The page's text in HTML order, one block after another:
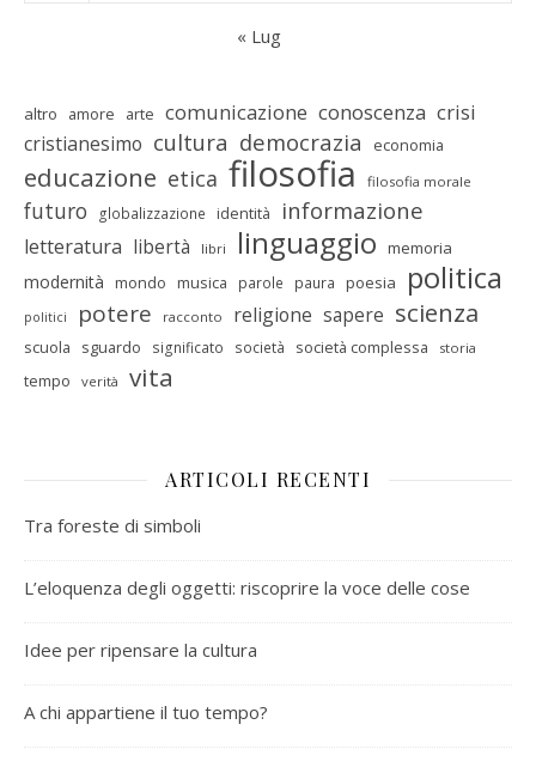
« Lug
altro amore arte comunicazione conoscenza crisi
cristianesimo cultura democrazia economia
educazione etica filosofia filosofia morale
futuro globalizzazione identità informazione
letteratura libertà libri linguaggio memoria
modernità mondo musica parole paura poesia politica
politici potere racconto religione sapere scienza
scuola sguardo significato società società complessa storia
tempo verità vita
ARTICOLI RECENTI
Tra foreste di simboli
L’eloquenza degli oggetti: riscoprire la voce delle cose
Idee per ripensare la cultura
A chi appartiene il tuo tempo?